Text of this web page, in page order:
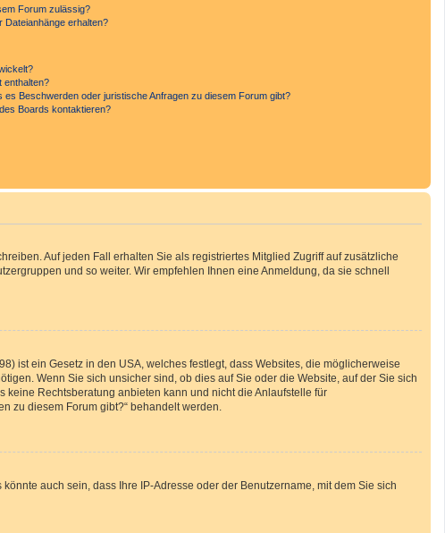
Forum zulässig?
Dateianhänge erhalten?
enthalten?
es Beschwerden oder juristische Anfragen zu diesem Forum gibt?
Boards kontaktieren?
Auf jeden Fall erhalten Sie als registriertes Mitglied Zugriff auf zusätzliche
und so weiter. Wir empfehlen Ihnen eine Anmeldung, da sie schnell
ist ein Gesetz in den USA, welches festlegt, dass Websites, die möglicherweise
Wenn Sie sich unsicher sind, ob dies auf Sie oder die Website, auf der Sie sich
Rechtsberatung anbieten kann und nicht die Anlaufstelle für
zu diesem Forum gibt?“ behandelt werden.
auch sein, dass Ihre IP-Adresse oder der Benutzername, mit dem Sie sich